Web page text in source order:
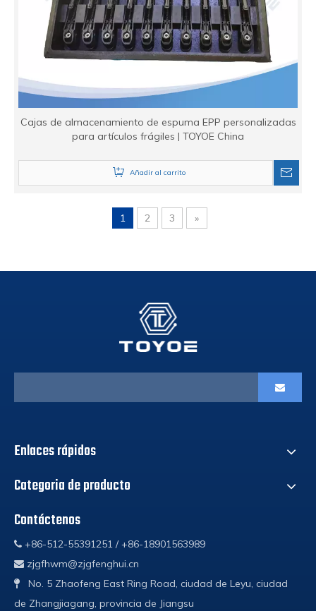
Cajas de almacenamiento de espuma EPP personalizadas
para artículos frágiles | TOYOE China
Añadir al carrito
1 2 3 »
Enlaces rápidos
Categoria de producto
Contáctenos
 +86-512-55391251 / +86-18901563989
 zjgfhwm@zjgfenghui.cn

No. 5 Zhaofeng East Ring Road, ciudad de Leyu, ciudad
de Zhangjiagang, provincia de Jiangsu